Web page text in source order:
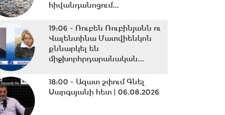
հիվանդանոցում...
19:06 - Ռուբեն Ռուբինյանն ու
Վալենտինա Մատվիենկոն
քննարկել են
միջխորհրդարանական...
18:00 - Ազատ շփում Գնել
Սարգսյանի հետ | 06.08.2026